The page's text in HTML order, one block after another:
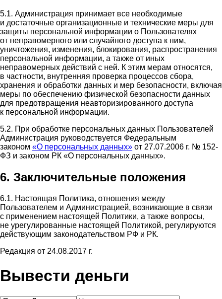
5.1. Администрация принимает все необходимые
и достаточные организационные и технические меры для
защиты персональной информации о Пользователях
от неправомерного или случайного доступа к ним,
уничтожения, изменения, блокирования, распространения
персональной информации, а также от иных
неправомерных действий с ней. К этим мерам относятся,
в частности, внутренняя проверка процессов сбора,
хранения и обработки данных и мер безопасности, включая
меры по обеспечению физической безопасности данных
для предотвращения неавторизированного доступа
к персональной информации.
5.2. При обработке персональных данных Пользователей
Администрация руководствуется Федеральным
законом «О персональных данных» от 27.07.2006 г. № 152-
ФЗ и законом РК «О персональных данных».
6. Заключительные положения
6.1. Настоящая Политика, отношения между
Пользователем и Администрацией, возникающие в связи
с применением настоящей Политики, а также вопросы,
не урегулированные настоящей Политикой, регулируются
действующим законодательством РФ и РК.
Редакция от 24.08.2017 г.
Вывести деньги